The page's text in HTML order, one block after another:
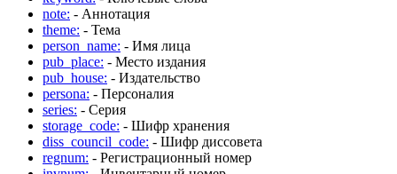
note: - Аннотация
theme: - Тема
person_name: - Имя лица
pub_place: - Место издания
pub_house: - Издательство
persona: - Персоналия
series: - Серия
storage_code: - Шифр хранения
diss_council_code: - Шифр диссовета
regnum: - Регистрационный номер